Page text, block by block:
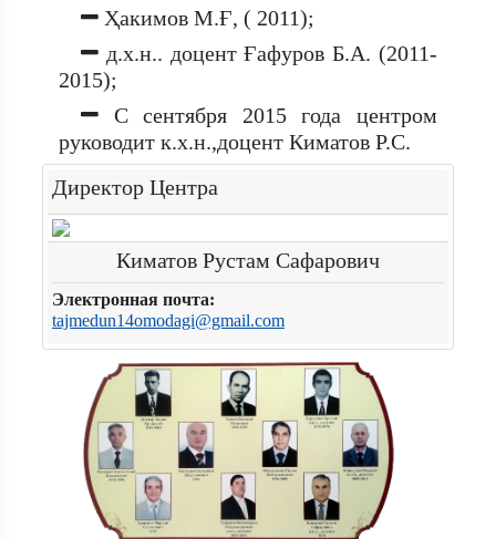
Директор Центра
Киматов Рустам Сафарович
Электронная почта:
tajmedun14omodagi@gmail.com
Ҳакимов М.Ғ, ( 2011);
д.х.н.. доцент Ғафуров Б.А. (2011-
2015);
С сентября 2015 года центром
руководит к.х.н.,доцент Киматов Р.С.